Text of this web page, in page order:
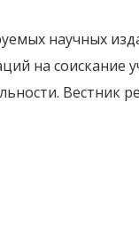
научных
на соискание
Вестник